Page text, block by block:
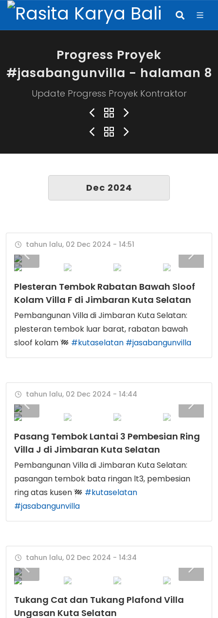
Progress Proyek
#jasabangunvilla - halaman 8
Update Progress Proyek Kontraktor
Dec 2024
tahun lalu, 02 Dec 2024 - 14:51
Plesteran Tembok Rabatan Bawah Sloof
Kolam Villa F di Jimbaran Kuta Selatan
Pembangunan Villa di Jimbaran Kuta Selatan:
plesteran tembok luar barat, rabatan bawah
sloof kolam
#kutaselatan #jasabangunvilla
tahun lalu, 02 Dec 2024 - 14:44
Pasang Tembok Lantai 3 Pembesian Ring
Villa J di Jimbaran Kuta Selatan
Pembangunan Villa di Jimbaran Kuta Selatan:
pasangan tembok bata ringan lt3, pembesian
ring atas kusen
#kutaselatan
#jasabangunvilla
tahun lalu, 02 Dec 2024 - 14:34
Tukang Cat dan Tukang Plafond Villa
Ungasan Kuta Selatan